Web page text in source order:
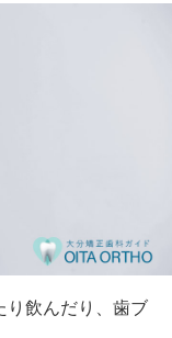
り飲んだり、歯ブ